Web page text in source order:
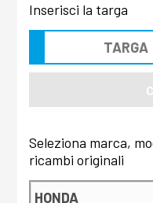
Inserisci la targa
Seleziona marca,
ricambi originali